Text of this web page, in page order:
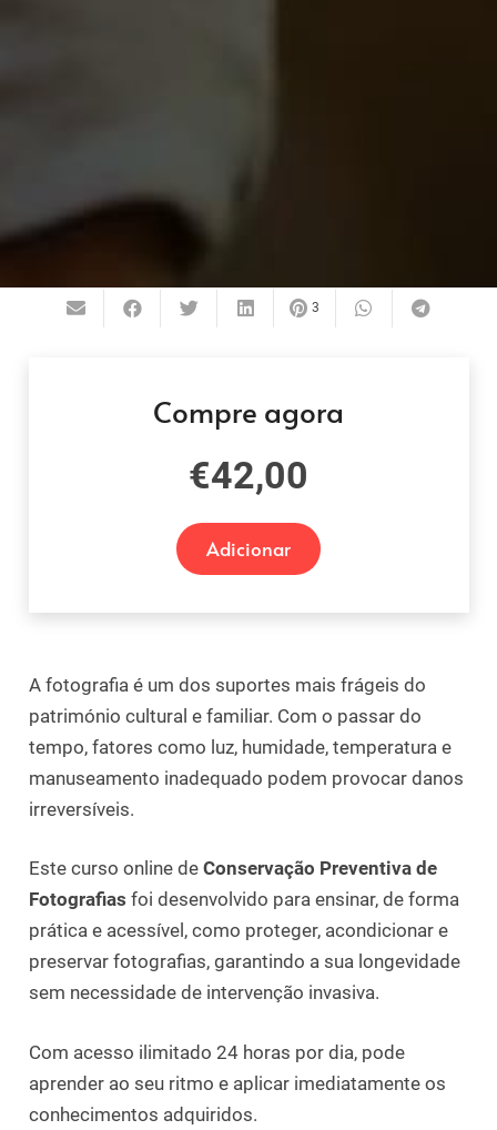
3
Compre agora
€42,00
Adicionar
A fotografia é um dos suportes mais frágeis do
património cultural e familiar. Com o passar do
tempo, fatores como luz, humidade, temperatura e
manuseamento inadequado podem provocar danos
irreversíveis.
Este curso online de Conservação Preventiva de
Fotografias foi desenvolvido para ensinar, de forma
prática e acessível, como proteger, acondicionar e
preservar fotografias, garantindo a sua longevidade
sem necessidade de intervenção invasiva.
Com acesso ilimitado 24 horas por dia, pode
aprender ao seu ritmo e aplicar imediatamente os
conhecimentos adquiridos.